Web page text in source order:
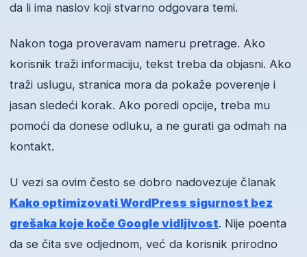
da li ima naslov koji stvarno odgovara temi.
Nakon toga proveravam nameru pretrage. Ako
korisnik traži informaciju, tekst treba da objasni. Ako
traži uslugu, stranica mora da pokaže poverenje i
jasan sledeći korak. Ako poredi opcije, treba mu
pomoći da donese odluku, a ne gurati ga odmah na
kontakt.
U vezi sa ovim često se dobro nadovezuje članak
Kako optimizovati WordPress sigurnost bez
grešaka koje koče Google vidljivost. Nije poenta
da se čita sve odjednom, već da korisnik prirodno